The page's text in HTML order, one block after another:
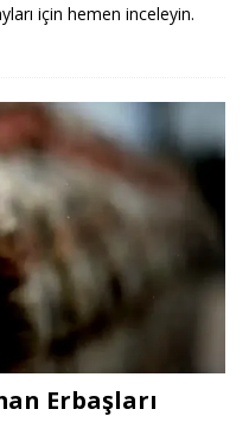
için hemen inceleyin.
Erbaşları